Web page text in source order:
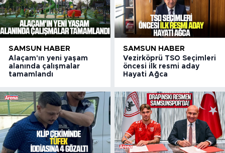
SAMSUN HABER
Alaçam'ın yeni yaşam
alanında çalışmalar
tamamlandı
SAMSUN HABER
Vezirköprü TSO Seçimleri
öncesi ilk resmi aday
Hayati Ağca